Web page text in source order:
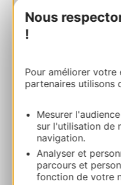
Nous
!
Pour améliorer votre
partenaires utilisons
Mesurer
sur l'utilisation de
navigation.
Analyser et
parcours et
fonction de votre
+33 4 67 34 14
E-mail